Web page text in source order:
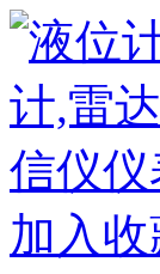
加入收